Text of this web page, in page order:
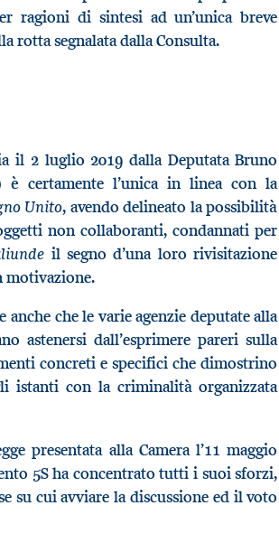
ragioni di sintesi ad un’unica breve
rotta segnalata dalla Consulta.
il 2 luglio 2019 dalla Deputata Bruno
è certamente l’unica in linea con la
Unito, avendo delineato la possibilità
non collaboranti, condannati per
il segno d’una loro rivisitazione
motivazione.
che le varie agenzie deputate alla
astenersi dall’esprimere pareri sulla
concreti e specifici che dimostrino
istanti con la criminalità organizzata
presentata alla Camera l’11 maggio
5S ha concentrato tutti i suoi sforzi,
su cui avviare la discussione ed il voto